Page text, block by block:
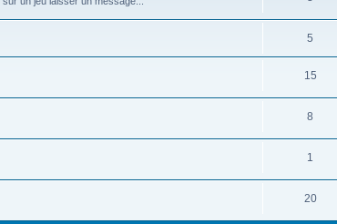
5
15
8
1
20